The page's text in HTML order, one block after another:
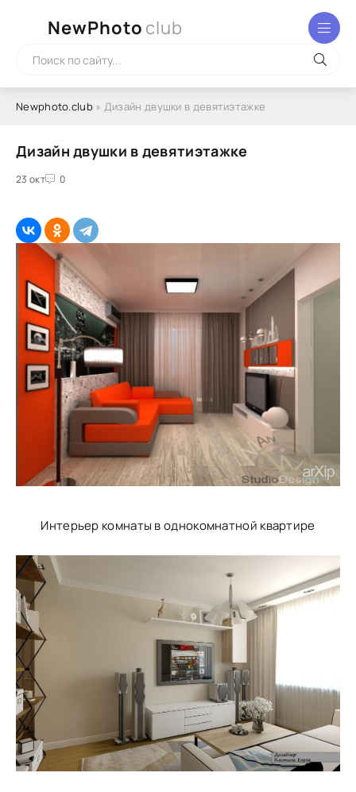
NewPhoto club
Newphoto.club» Дизайн двушки в девятиэтажке
Дизайн двушки в девятиэтажке
23 окт 0
Интерьер комнаты в однокомнатной квартире